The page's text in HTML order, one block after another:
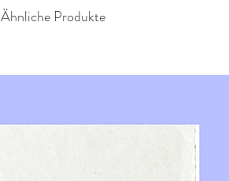
Ähnliche Produkte